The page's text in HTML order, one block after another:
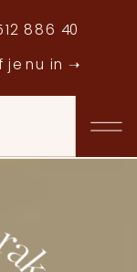
je nu in ➝
886 40